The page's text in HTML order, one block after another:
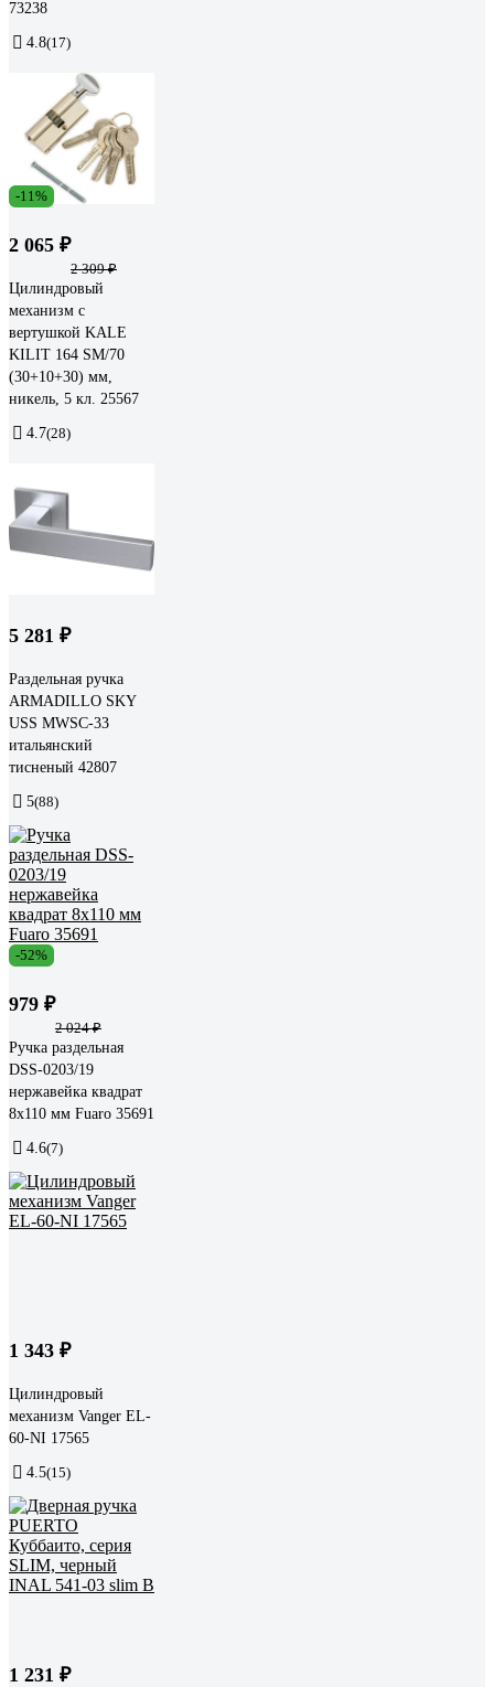
73238
4.8(17)
-11%
2 065 ₽
2 309 ₽
Цилиндровый
механизм с
вертушкой KALE
KILIT 164 SM/70
(30+10+30) мм,
никель, 5 кл. 25567
4.7(28)
5 281 ₽
Раздельная ручка
ARMADILLO SKY
USS MWSC-33
итальянский
тисненый 42807
5(88)
-52%
979 ₽
2 024 ₽
Ручка раздельная
DSS-0203/19
нержавейка квадрат
8x110 мм Fuaro 35691
4.6(7)
1 343 ₽
Цилиндровый
механизм Vanger EL-
60-NI 17565
4.5(15)
1 231 ₽